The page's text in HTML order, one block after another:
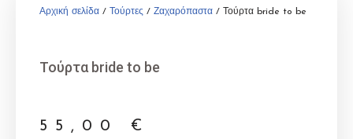
Αρχική σελίδα / Τούρτες / Ζαχαρόπαστα / Τούρτα bride to be
Τούρτα bride to be
55,00 €